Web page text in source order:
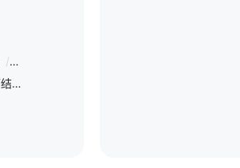
/ 何明翰
20世纪90年代，陈异和苗靖因父母的相识而结缘。起初陈异对苗靖充满敌意，直到一次受伤后，苗靖的善良让两人关系开始转变。然而好景不长，陈父去世、苗母消失，两家大人并未走到一起，两个孩子却不得不相依为命。